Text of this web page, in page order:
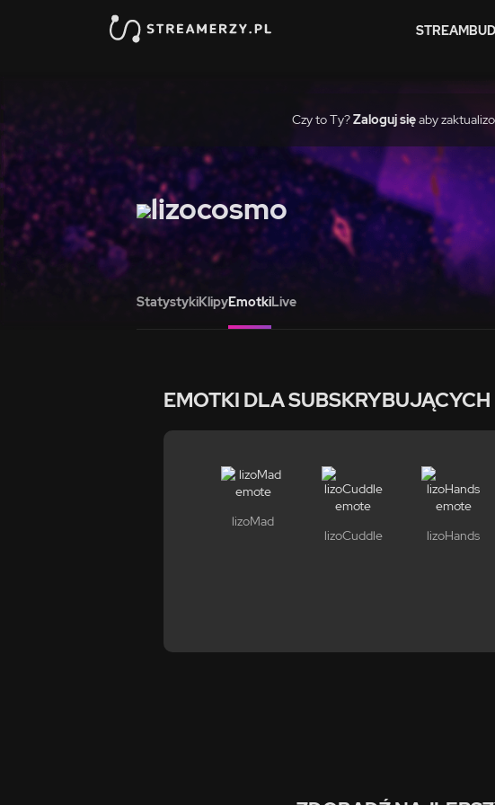
Czy to Ty?Zaloguj sięaby
lizocosmo
StatystykiKlipyEmotkiLive
EMOTKI DLA SUBSKRYBUJĄCYCH
lizoMad
lizoCuddle
lizoHands